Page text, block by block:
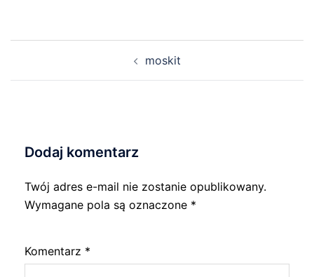
moskit
Dodaj komentarz
Twój adres e-mail nie zostanie opublikowany.
Wymagane pola są oznaczone *
Komentarz *